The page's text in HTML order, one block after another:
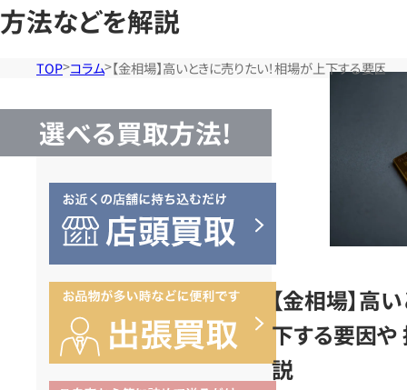
方法などを解説
TOP コラム 【金相場】高いときに売りたい！相場が上下する要因
選べる買取方法!
【金相場】高
下する要因
説